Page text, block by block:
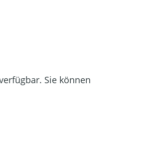
Sie können